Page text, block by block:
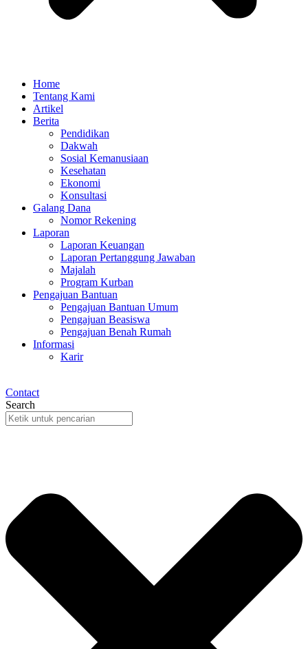
Home
Tentang Kami
Artikel
Berita
Pendidikan
Dakwah
Sosial Kemanusiaan
Kesehatan
Ekonomi
Konsultasi
Galang Dana
Nomor Rekening
Laporan
Laporan Keuangan
Laporan Pertanggung Jawaban
Majalah
Program Kurban
Pengajuan Bantuan
Pengajuan Bantuan Umum
Pengajuan Beasiswa
Pengajuan Benah Rumah
Informasi
Karir
Contact
Search